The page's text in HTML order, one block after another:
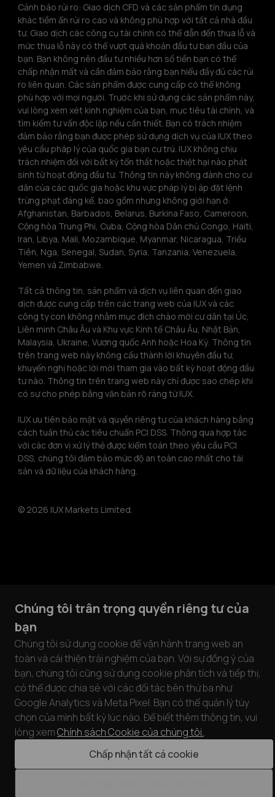
Cảnh báo rủi ro: Giao dịch CFD và các sản phẩm tín dụng
khác tiềm ẩn rủi ro cao và không phù hợp với tất cả nhà đầu
tư. Giao dịch các công cụ tài chính có thể dẫn đến thua lỗ và
mức thua lỗ này có thể vượt quá khoản đầu tư ban đầu của
bạn. Bạn không nên đầu tư nhiều hơn số tiền bạn có thể
chấp nhận mất và cần đảm bảo rằng bạn hiểu đầy đủ các rủi
ro liên quan. Các sản phẩm được cung cấp có thể không
phù hợp với mọi người. Trước khi sử dụng các sản phẩm này,
vui lòng xem xét kinh nghiệm của bạn, mục tiêu tài chính, và
tìm kiếm tư vấn độc lập nếu cần thiết. Bạn có trách nhiệm
đảm bảo rằng bạn được phép sử dụng dịch vụ của IUX theo
yêu cầu pháp lý của quốc gia bạn cư trú. IUX không chịu
trách nhiệm đối với bất kỳ tổn thất hoặc thiệt hại nào phát
sinh từ hoạt động đầu tư. Thông tin này không dành cho cư
dân của các quốc gia hoặc khu vực pháp lý bị áp đặt lệnh
trừng phạt đáng kể, bao gồm nhưng không giới hạn ở:
Afghanistan, Barbados, Belarus, Burkina Faso, Cameroon,
Cộng hòa Trung Phi, Cuba, Cộng hòa Dân chủ Congo, Haiti,
Iran, Libya, Mali, Mozambique, Myanmar, Nicaragua, Triều
Tiên, Nga, Senegal, Sudan, Syria, Tanzania, Venezuela,
Yemen và Zimbabwe.
Tất cả thông tin, sản phẩm và dịch vụ liên quan đến giao
dịch được cung cấp trên các trang web của IUX và các
công ty con không nhằm mục đích chào mời cư dân tại Úc,
Liên minh Châu Âu và Khu vực Kinh tế Châu Âu, Nhật Bản,
Malaysia, Ukraine, Vương quốc Anh hoặc Hoa Kỳ. Thông tin
trên trang web này không cấu thành lời khuyên đầu tư,
khuyến nghị hoặc lời mời tham gia vào bất kỳ hoạt động đầu
tư nào. Thông tin trên trang web này chỉ được sao chép khi
có sự cho phép bằng văn bản rõ ràng từ IUX.
IUX ưu tiên bảo mật và quyền riêng tư của khách hàng bằng
cách tuân thủ các tiêu chuẩn PCI DSS. Thông qua hợp tác
với các đơn vị xử lý thẻ được kiểm toán theo yêu cầu PCI
DSS, chúng tôi đảm bảo mức độ an toàn cao nhất cho tài
sản và dữ liệu của khách hàng.
© 2026 IUX Markets Limited.
Chúng tôi trân trọng quyền riêng tư của
bạn
Chúng tôi sử dụng cookie để vận hành trang web an
toàn và cải thiện trải nghiệm của bạn. Với sự đồng ý của
bạn, chúng tôi cũng sử dụng cookie phân tích và tiếp thị,
có thể được chia sẻ với các đối tác bên thứ ba như
Google Analytics và Meta Pixel. Bạn có thể quản lý tùy
chọn của mình bất kỳ lúc nào. Để biết thêm thông tin, vui
lòng xemChính sách Cookie của chúng tôi..
Chấp nhận tất cả cookie